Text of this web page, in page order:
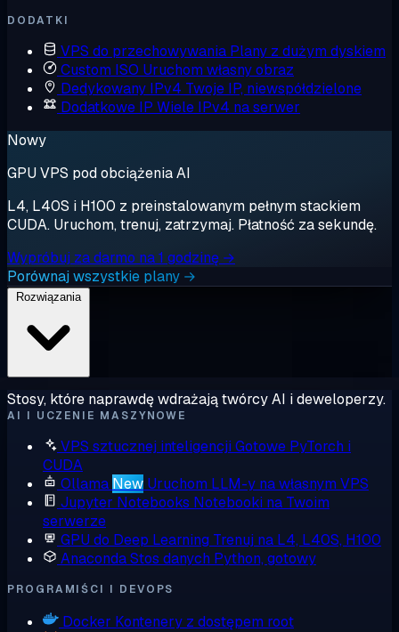
DODATKI
VPS do przechowywania Plany z dużym dyskiem
Custom ISO Uruchom własny obraz
Dedykowany IPv4 Twoje IP, niewspółdzielone
Dodatkowe IP Wiele IPv4 na serwer
Nowy
GPU VPS pod obciążenia AI
L4, L40S i H100 z preinstalowanym pełnym stackiem
CUDA. Uruchom, trenuj, zatrzymaj. Płatność za sekundę.
Wypróbuj za darmo na 1 godzinę →
Porównaj wszystkie plany →
Rozwiązania
Stosy, które naprawdę wdrażają twórcy AI i deweloperzy.
AI I UCZENIE MASZYNOWE
VPS sztucznej inteligencji Gotowe PyTorch i
CUDA
Ollama New Uruchom LLM-y na własnym VPS
Jupyter Notebooks Notebooki na Twoim
serwerze
GPU do Deep Learning Trenuj na L4, L40S, H100
AnacondaStos danych Python, gotowy
PROGRAMIŚCI I DEVOPS
Docker Kontenery z dostępem root